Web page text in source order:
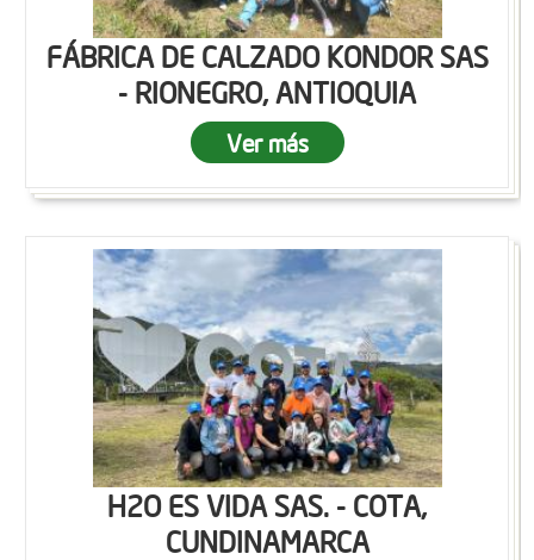
FÁBRICA DE CALZADO KONDOR SAS
- RIONEGRO, ANTIOQUIA
Ver más
H2O ES VIDA SAS. - COTA,
CUNDINAMARCA